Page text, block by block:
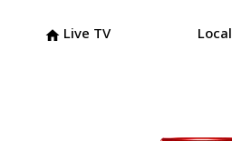
home Live TV Local